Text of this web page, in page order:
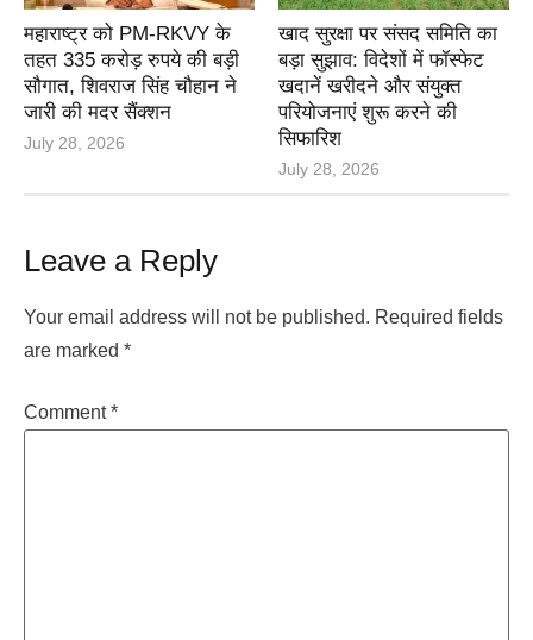
महाराष्ट्र को PM-RKVY के
तहत 335 करोड़ रुपये की बड़ी
सौगात, शिवराज सिंह चौहान ने
जारी की मदर सैंक्शन
July 28, 2026
खाद सुरक्षा पर संसद समिति का
बड़ा सुझाव: विदेशों में फॉस्फेट
खदानें खरीदने और संयुक्त
परियोजनाएं शुरू करने की
सिफारिश
July 28, 2026
Leave a Reply
Your email address will not be published. Required fields
are marked *
Comment*